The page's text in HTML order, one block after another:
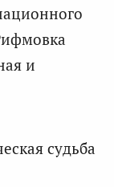
и
судьба